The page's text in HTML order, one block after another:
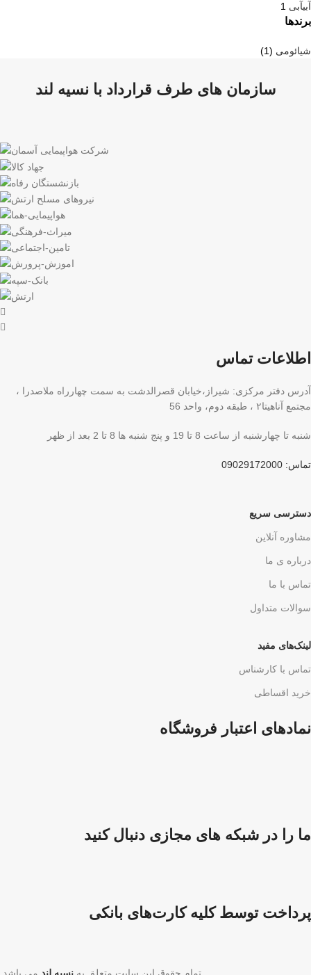
آبیآبی 1
برندها
شیائومی (1)
سازمان های طرف قرارداد با نسیه لند
اطلاعات تماس
آدرس دفتر مرکزی: شیراز،خیابان قصرالدشت به سمت چهارراه ملاصدرا ،
مجتمع آناهیتا۲ ، طبقه دوم، واحد 56
شنبه تا چهارشنبه از ساعت 8 تا 19 و پنج شنبه ها 8 تا 2 بعد از ظهر
تماس: 09029172000
دسترسی سریع
مشاوره آنلاین
درباره ی ما
تماس با ما
سوالات متداول
لینک‌های مفید
تماس با کارشناس
خرید اقساطی
نمادهای اعتبار فروشگاه
ما را در شبکه های مجازی دنبال کنید
پرداخت توسط کلیه کارت‌های بانکی